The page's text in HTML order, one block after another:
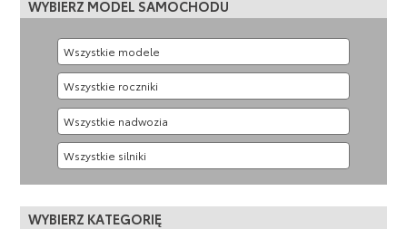
WYBIERZ MODEL SAMOCHODU
WYBIERZ KATEGORIĘ